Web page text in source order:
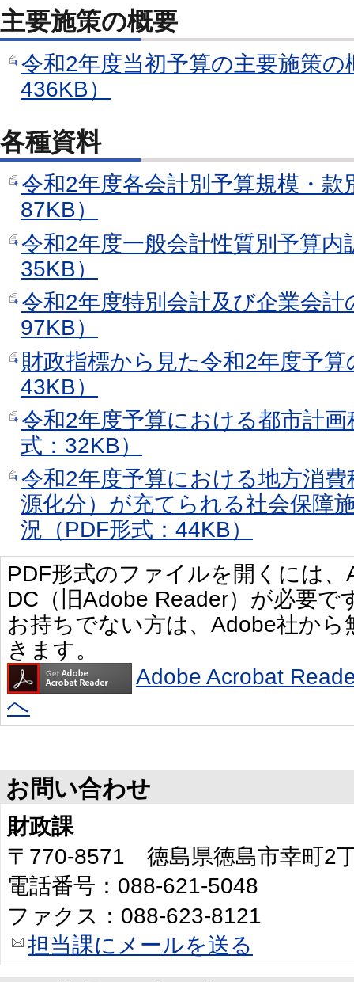
主要施策の概要
令和2年度当初予算の主要施策の
436KB）
各種資料
令和2年度各会計別予算規模・款
87KB）
令和2年度一般会計性質別予算内
35KB）
令和2年度特別会計及び企業会計
97KB）
財政指標から見た令和2年度予
43KB）
令和2年度予算における都市計
式：32KB）
令和2年度予算における地方消
源化分）が充てられる社会保障
況（PDF形式：44KB）
PDF形式のファイルを開くには
DC（旧Adobe Reader）が必要で
お持ちでない方は、Adobe社か
きます。
Adobe Acrobat
へ
お問い合わせ
財政課
〒770-8571 徳島県徳島市幸町2
電話番号：088-621-5048
ファクス：088-623-8121
担当課にメールを送る